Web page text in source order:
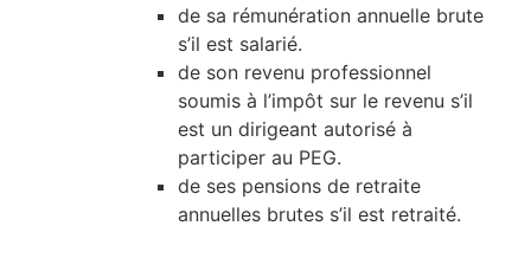
de sa rémunération annuelle brute
s’il est salarié.
de son revenu professionnel
soumis à l’impôt sur le revenu s’il
est un dirigeant autorisé à
participer au PEG.
de ses pensions de retraite
annuelles brutes s’il est retraité.